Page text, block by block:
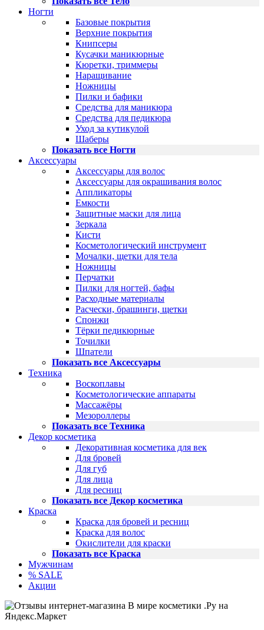
Ногти
Базовые покрытия
Верхние покрытия
Книпсеры
Кусачки маникюрные
Кюретки, триммеры
Наращивание
Ножницы
Пилки и бафики
Средства для маникюра
Средства для педикюра
Уход за кутикулой
Шаберы
Показать все Ногти
Аксессуары
Аксессуары для волос
Аксессуары для окрашивания волос
Аппликаторы
Емкости
Защитные маски для лица
Зеркала
Кисти
Косметологический инструмент
Мочалки, щетки для тела
Ножницы
Перчатки
Пилки для ногтей, бафы
Расходные материалы
Расчески, брашинги, щетки
Спонжи
Тёрки педикюрные
Точилки
Шпатели
Показать все Аксессуары
Техника
Воскоплавы
Косметологические аппараты
Массажёры
Мезороллеры
Показать все Техника
Декор косметика
Декоративная косметика для век
Для бровей
Для губ
Для лица
Для ресниц
Показать все Декор косметика
Краска
Краска для бровей и ресниц
Краска для волос
Окислители для краски
Показать все Краска
Мужчинам
% SALE
Акции